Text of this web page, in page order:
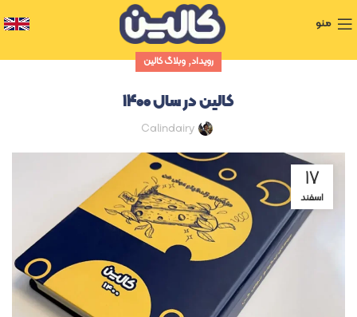
منو
رویداد, وبلاگ کالین
کالین در سال ۱۴۰۰
Calindairy
۱۷
اسفند